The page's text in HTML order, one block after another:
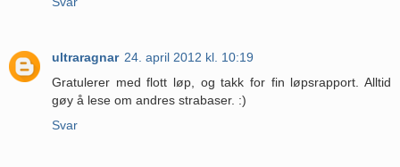
ultraragnar 24. april 2012 kl. 10:19
Gratulerer med flott løp, og takk for fin løpsrapport. Alltid
gøy å lese om andres strabaser. :)
Svar